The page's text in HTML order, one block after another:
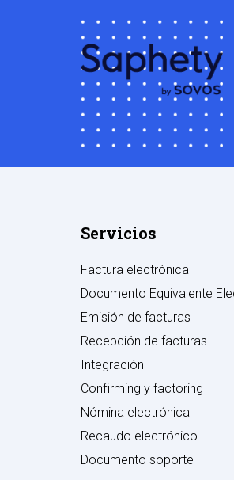
Servicios
Factura electrónica
Documento Equivalente
Emisión de facturas
Recepción de facturas
Integración
Confirming y factoring
Nómina electrónica
Recaudo electrónico
Documento soporte